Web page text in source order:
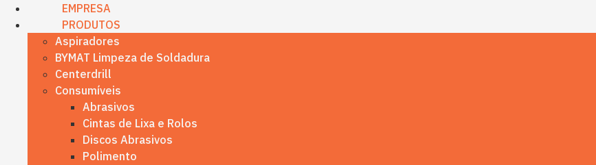
content
EMPRESA
PRODUTOS
Aspiradores
BYMAT Limpeza de Soldadura
Centerdrill
Consumíveis
Abrasivos
Cintas de Lixa e Rolos
Discos Abrasivos
Polimento